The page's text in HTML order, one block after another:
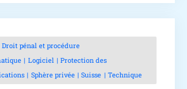
Droit pénal et procédure
Logiciel
Protection des
Sphère privée Suisse Technique